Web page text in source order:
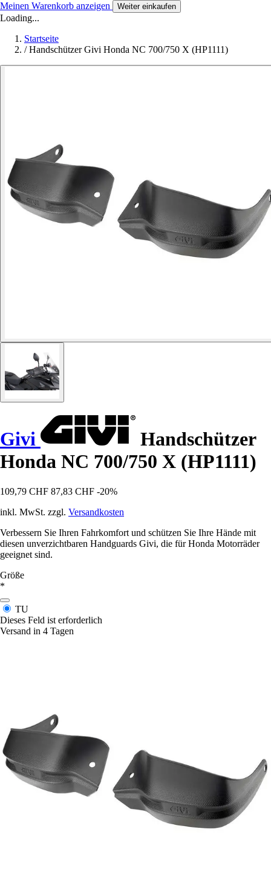
Meinen Warenkorb anzeigen Weiter einkaufen
Loading...
Startseite
/ Handschützer Givi Honda NC 700/750 X (HP1111)
Givi
Handschützer
Honda NC 700/750 X (HP1111)
109,79 CHF 87,83 CHF -20%
inkl. MwSt. zzgl. Versandkosten
Verbessern Sie Ihren Fahrkomfort und schützen Sie Ihre Hände mit
diesen unverzichtbaren Handguards Givi, die für Honda Motorräder
geeignet sind.
Größe
*
TU
Dieses Feld ist erforderlich
Versand in 4 Tagen